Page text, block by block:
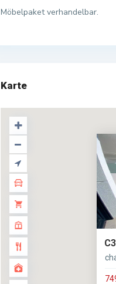
Möbelpaket verhandelbar.
Karte